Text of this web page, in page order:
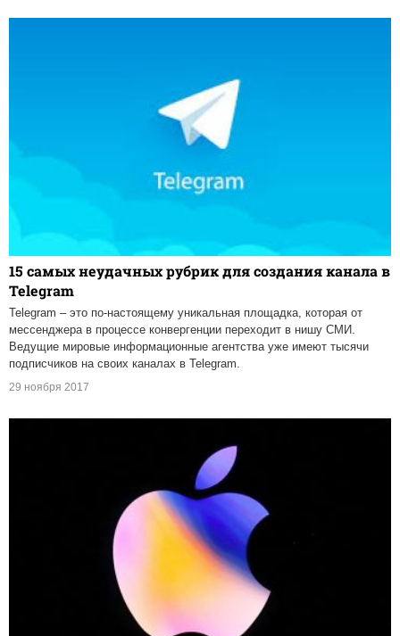
15 самых неудачных рубрик для создания канала в
Telegram
Telegram – это по-настоящему уникальная площадка, которая от
мессенджера в процессе конвергенции переходит в нишу СМИ.
Ведущие мировые информационные агентства уже имеют тысячи
подписчиков на своих каналах в Telegram.
29 ноября 2017